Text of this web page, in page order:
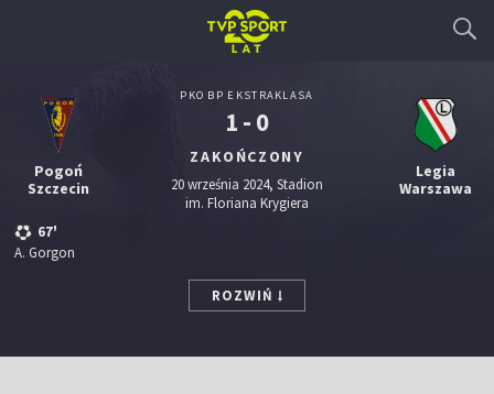
Pogoń
Szczecin
67'
A. Gorgon
PKO BP EKSTRAKLASA
1 - 0
ZAKOŃCZONY
20 września 2024, Stadion
im. Floriana Krygiera
Legia
Warszawa
ROZWIŃ